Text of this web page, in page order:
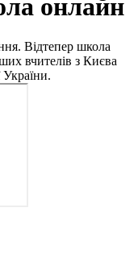
онлайн
Відтепер школа
вчителів з Києва
України.